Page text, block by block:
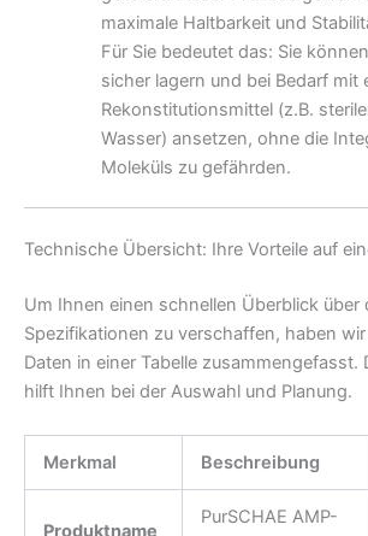
maximale Haltbarkeit und
Für Sie bedeutet das: Sie
sicher lagern und bei Bedarf mit
Rekonstitutionsmittel (z.B.
Wasser) ansetzen, ohne die
Moleküls zu gefährden.
Technische Übersicht: Ihre Vorteile auf
Um Ihnen einen schnellen Überblick über
Spezifikationen zu verschaffen, haben
Daten in einer Tabelle zusammengefasst.
hilft Ihnen bei der Auswahl und Planung.
Merkmal Beschreibung
Produktname
PurSCHAE AMP-